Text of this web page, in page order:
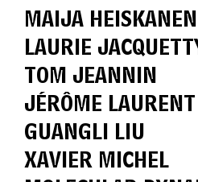
MAIJA HEISKANEN
LAURIE
TOM JEANNIN
JÉRÔME LAURENT
GUANGLI LIU
XAVIER MICHEL